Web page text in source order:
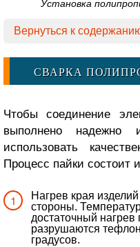
Установка
Вернуться к
СВАРКА
Чтобы соединение
выполнено надежно
использовать
Процесс пайки состоит
Нагрев края
стороны.
достаточный
разрушаются
градусов.